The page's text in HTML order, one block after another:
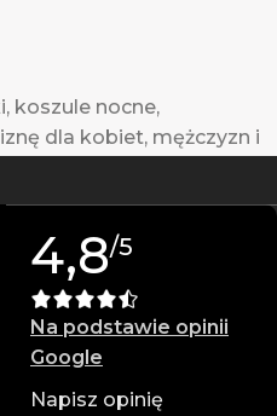
koszule nocne,
dla kobiet, mężczyzn i
w Turcji z wysokiej jakości
w noszeniu.
cenom i
4,8/5
Na podstawie opinii
Google
Napisz opinię